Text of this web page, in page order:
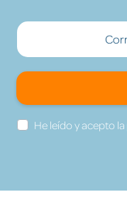
He leído y acepto la